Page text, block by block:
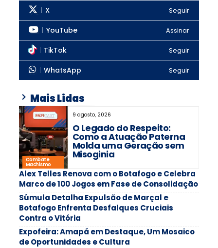
X Seguir
YouTube Assinar
TikTok Seguir
WhatsApp Seguir
Mais Lidas
9 agosto, 2026
O Legado do Respeito:
Como a Atuação Paterna
Molda uma Geração sem
Misoginia
Combate
Machismo
Alex Telles Renova com o Botafogo e Celebra
Marco de 100 Jogos em Fase de Consolidação
Súmula Detalha Expulsão de Marçal e
Botafogo Enfrenta Desfalques Cruciais
Contra o Vitória
Expofeira: Amapá em Destaque, Um Mosaico
de Oportunidades e Cultura